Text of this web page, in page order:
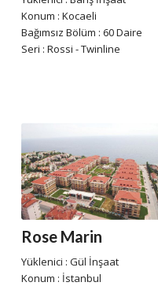
Konum : Kocaeli
Bağımsız Bölüm : 60 Daire
Seri : Rossi - Twinline
Rose Marin
Yüklenici : Gül İnşaat
Konum : İstanbul